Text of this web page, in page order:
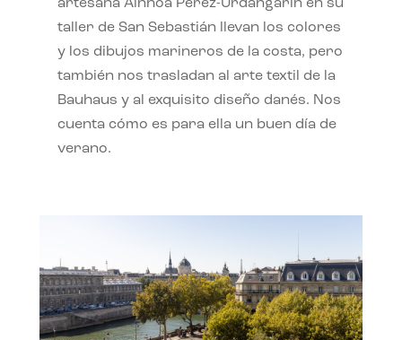
artesana Ainhoa Pérez-Urdangarín en su
taller de San Sebastián llevan los colores
y los dibujos marineros de la costa, pero
también nos trasladan al arte textil de la
Bauhaus y al exquisito diseño danés. Nos
cuenta cómo es para ella un buen día de
verano.